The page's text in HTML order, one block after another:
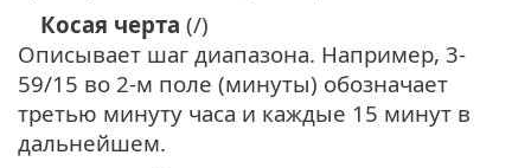
Косая черта (/)
Описывает шаг диапазона. Например, 3-
59/15 во 2-м поле (минуты) обозначает
третью минуту часа и каждые 15 минут в
дальнейшем.